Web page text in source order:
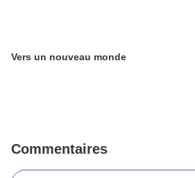
Vers un nouveau monde
Commentaires